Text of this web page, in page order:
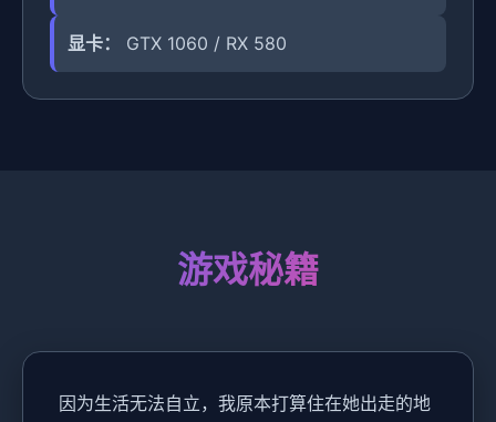
显卡： GTX 1060 / RX 580
游戏秘籍
因为生活无法自立，我原本打算住在她出走的地